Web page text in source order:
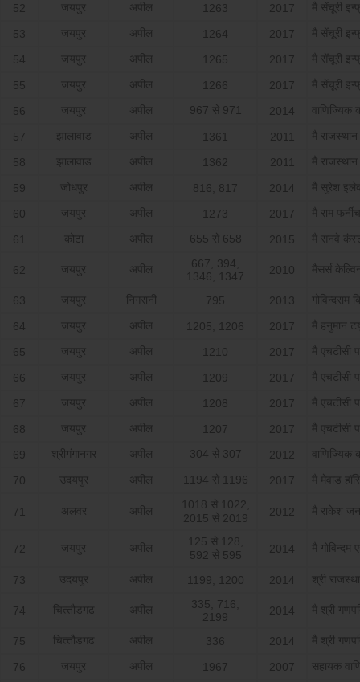
52 जयपुर अपील 1263 2017 मै सेंचूरी
53 जयपुर अपील 1264 2017 मै सेंचूरी
54 जयपुर अपील 1265 2017 मै सेंचूरी
55 जयपुर अपील 1266 2017 मै सेंचूरी
56 जयपुर अपील 967 से 971 2014 वाणिज्यिक
57 झालावाड अपील 1361 2011 मै
58 झालावाड अपील 1362 2011 मै
59 जोधपुर अपील 816, 817 2014 मै सुरेश
60 जयपुर अपील 1273 2017 मै राम
61 कोटा अपील 655 से 658 2015 मै सनवे
62 जयपुर अपील
667, 394,
1346, 1347
2010 मैसर्स
63 जयपुर निगरानी 795 2013 गोविन्‍दराम
64 जयपुर अपील 1205, 1206 2017 मै हनुमान
65 जयपुर अपील 1210 2017 मै एचटीसी
66 जयपुर अपील 1209 2017 मै एचटीसी
67 जयपुर अपील 1208 2017 मै एचटीसी
68 जयपुर अपील 1207 2017 मै एचटीसी
69 श्रीगंगानगर अपील 304 से 307 2012 वाणिज्यिक
70 उदयपुर अपील 1194 से 1196 2017 मै मेवाड
71 अलवर अपील
1018 से 1022,
2015 से 2019
2012 मै राकेश
72 जयपुर अपील
125 से 128,
592 से 595
2014 मै गोविन्‍दम
73 उदयपुर अपील 1199, 1200 2014 श्री
74 चित्‍तौडगढ अपील
335, 716,
2199
2014 मै श्री
75 चित्‍तौडगढ अपील 336 2014 मै श्री
76 जयपुर अपील 1967 2007 सहायक